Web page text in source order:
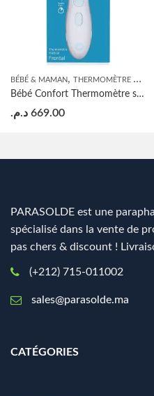
BÉBÉ & MAMAN, THERMOMÈTRE BÉBÉ
Bébé Confort Thermomètre sans contact
669.00 د.م.
PARASOLDE est une
spécialisé dans la vente de
pas chers & discount !
(+212) 715-011002
sales@parasolde.ma
CATÉGORIES